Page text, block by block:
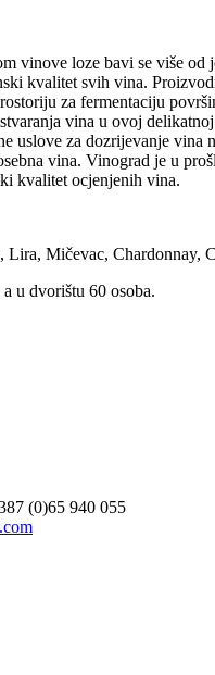
vinove loze bavi se više
kvalitet svih vina.
za fermentaciju
vina u ovoj
uslove za dozrijevanje
vina. Vinograd je u
kvalitet ocjenjenih vina.
Mičevac, Chardonnay,
u dvorištu 60 osoba.
(0)65 940 055